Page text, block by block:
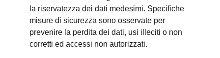
la riservatezza dei dati medesimi. Specifiche
misure di sicurezza sono osservate per
prevenire la perdita dei dati, usi illeciti o non
corretti ed accessi non autorizzati.